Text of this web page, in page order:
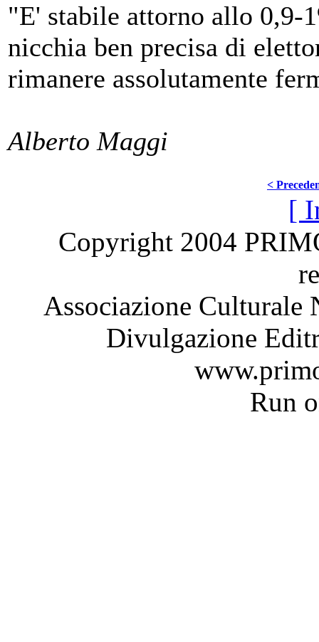
"E' stabile attorno allo 0,9-
nicchia ben precisa di
rimanere assolutamente
Alberto Maggi
<
[
Copyright 2004
Associazione
Divulgazione
Run